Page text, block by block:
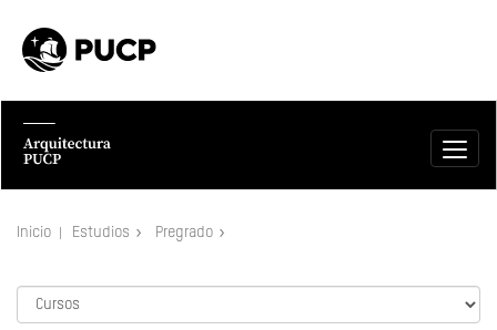
Inicio Estudios Pregrado